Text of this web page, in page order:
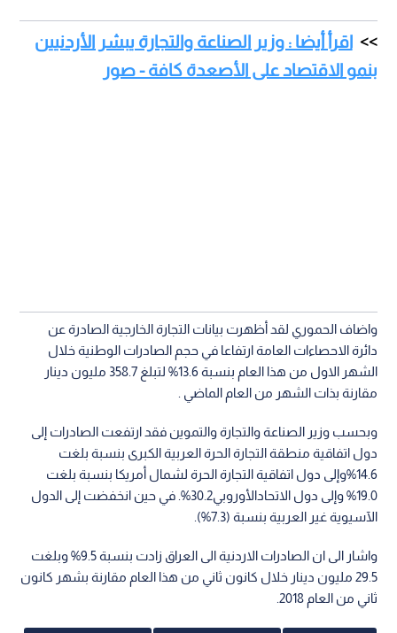
اقرأ أيضا : وزير الصناعة والتجارة يبشر الأردنيين
بنمو الاقتصاد على الأصعدة كافة - صور
واضاف الحموري لقد أظهرت بيانات التجارة الخارجية الصادرة عن
دائرة الاحصاءات العامة ارتفاعا في حجم الصادرات الوطنية خلال
الشهر الاول من هذا العام بنسبة 13.6% لتبلغ 358.7 مليون دينار
مقارنة بذات الشهر من العام الماضي .
وبحسب وزير الصناعة والتجارة والتموين فقد ارتفعت الصادرات إلى
دول اتفاقية منطقة التجارة الحرة العربية الكبرى بنسبة بلغت
14.6%وإلى دول اتفاقية التجارة الحرة لشمال أمريكا بنسبة بلغت
19.0% وإلى دول الاتحادالأوروبي30.2%. في حين انخفضت إلى الدول
الآسيوية غير العربية بنسبة (7.3%).
واشار الى ان الصادرات الاردنية الى العراق زادت بنسبة 9.5% وبلغت
29.5 مليون دينار خلال كانون ثاني من هذا العام مقارنة بشهر كانون
ثاني من العام 2018.